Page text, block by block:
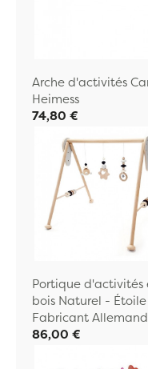
Arche d'activités
Heimess
74,80 €
Portique d'activités
bois Naturel - Étoile
Fabricant Allemand
86,00 €